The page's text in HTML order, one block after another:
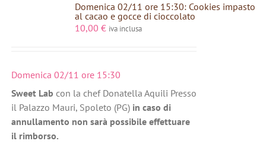
Domenica 02/11 ore 15:30: Cookies impasto
al cacao e gocce di cioccolato
10,00 € iva inclusa
Domenica 02/11 ore 15:30
Sweet Lab con la chef Donatella Aquili Presso
il Palazzo Mauri, Spoleto (PG) in caso di
annullamento non sarà possibile effettuare
il rimborso.